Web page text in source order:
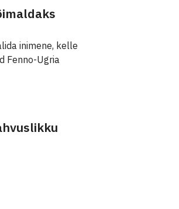
inimene, kelle
Fenno-Ugria